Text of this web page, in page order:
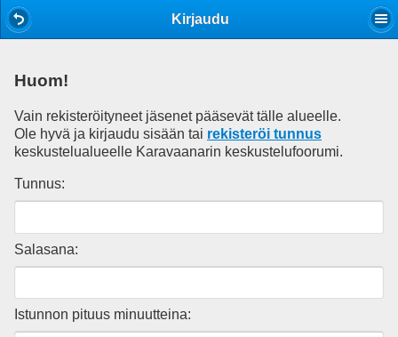
Kirjaudu
Huom!
Vain rekisteröityneet jäsenet pääsevät tälle alueelle.
Ole hyvä ja kirjaudu sisään tai rekisteröi tunnus
keskustelualueelle Karavaanarin keskustelufoorumi.
Tunnus:
Salasana:
Istunnon pituus minuutteina: